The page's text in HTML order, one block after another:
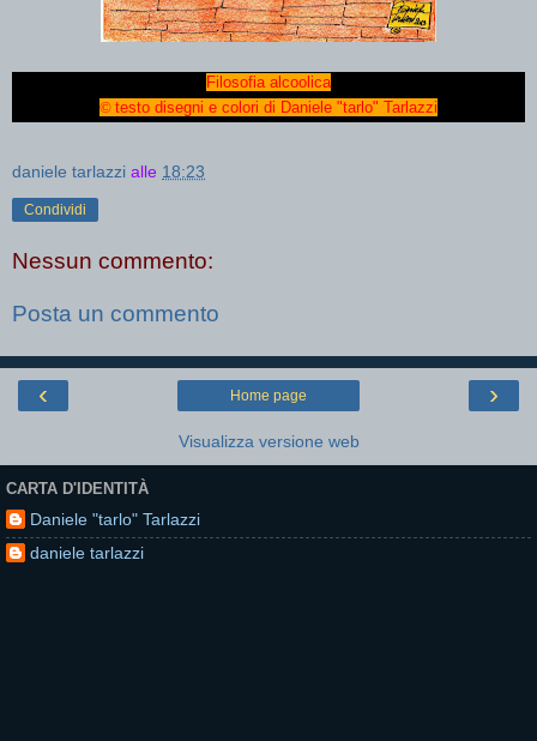
Filosofia alcoolica
© testo disegni e colori di Daniele "tarlo" Tarlazzi
daniele tarlazzi alle 18:23
Condividi
Nessun commento:
Posta un commento
‹ ›
Home page
Visualizza versione web
CARTA D'IDENTITÀ
Daniele "tarlo" Tarlazzi
daniele tarlazzi